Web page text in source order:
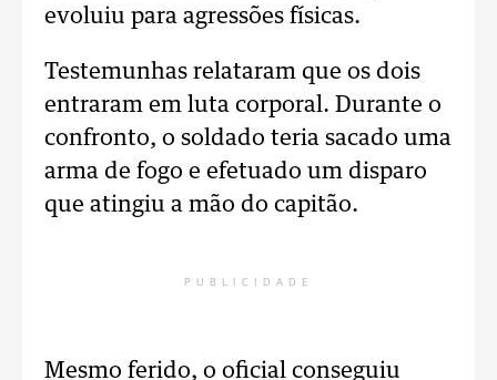
evoluiu para agressões físicas.
Testemunhas relataram que os dois
entraram em luta corporal. Durante o
confronto, o soldado teria sacado uma
arma de fogo e efetuado um disparo
que atingiu a mão do capitão.
PUBLICIDADE
Mesmo ferido, o oficial conseguiu